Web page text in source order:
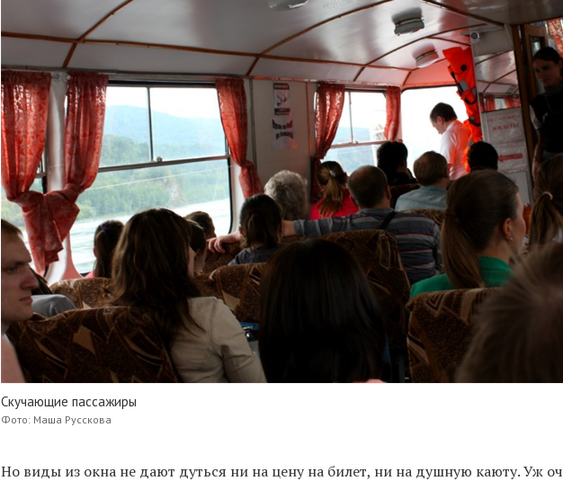
Скучающие пассажиры
Фото: Маша Русскова
Но виды из окна не дают дуться ни на цену на билет, ни на душную каюту. Уж